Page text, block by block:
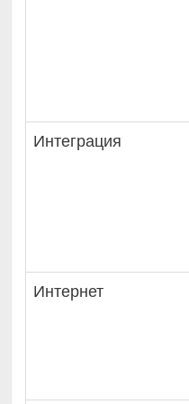
Интеграция
Интернет